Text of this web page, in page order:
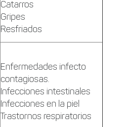
Catarros
Gripes
Resfriados
Enfermedades infecto
contagiosas.
Infecciones intestinales
Infecciones en la piel
Trastornos respiratorios